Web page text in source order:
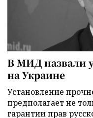
В МИД назвали
на Украине
Установление
предполагает не
гарантии прав